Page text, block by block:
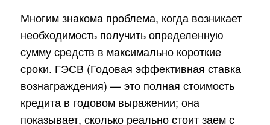
Многим знакома проблема, когда возникает
необходимость получить определенную
сумму средств в максимально короткие
сроки. ГЭСВ (Годовая эффективная ставка
вознаграждения) — это полная стоимость
кредита в годовом выражении; она
показывает, сколько реально стоит заем с